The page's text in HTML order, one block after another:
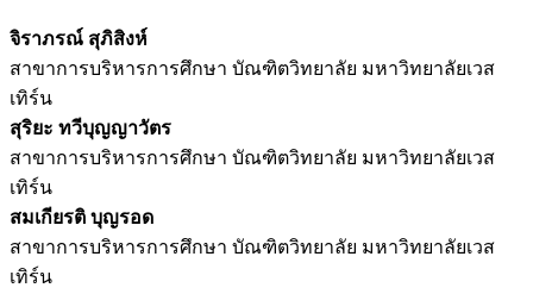
จิราภรณ์ สุภิสิงห์
สาขาการบริหารการศึกษา บัณฑิตวิทยาลัย มหาวิทยาลัยเวส
เทิร์น
สุริยะ ทวีบุญญาวัตร
สาขาการบริหารการศึกษา บัณฑิตวิทยาลัย มหาวิทยาลัยเวส
เทิร์น
สมเกียรติ บุญรอด
สาขาการบริหารการศึกษา บัณฑิตวิทยาลัย มหาวิทยาลัยเวส
เทิร์น